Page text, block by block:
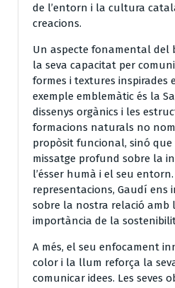
de l’entorn i la cultura
creacions.
Un aspecte fonamental del
la seva capacitat per
formes i textures inspirades
exemple emblemàtic és la
dissenys orgànics i les
formacions naturals no
propòsit funcional, sinó
missatge profund sobre la
l’ésser humà i el seu
representacions, Gaudí ens
sobre la nostra relació amb
importància de la
A més, el seu enfocament
color i la llum reforça la
comunicar idees. Les seves